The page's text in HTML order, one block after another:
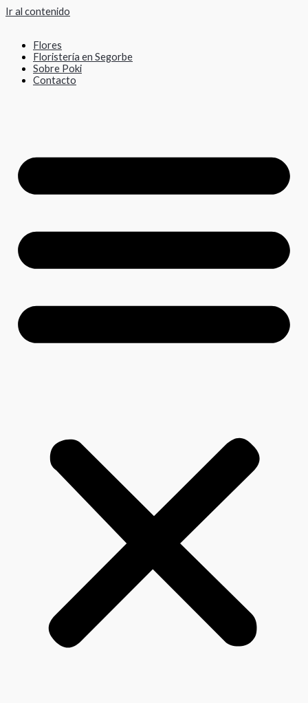
Ir al contenido
Flores
Floristería en Segorbe
Sobre Poki
Contacto